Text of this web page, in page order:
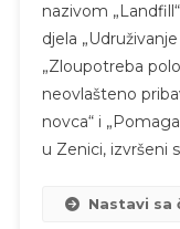
nazivom
djela
„Zloupotreba
neovlašteno
novca“ i
u Zenici, izvršeni
Nastavi sa